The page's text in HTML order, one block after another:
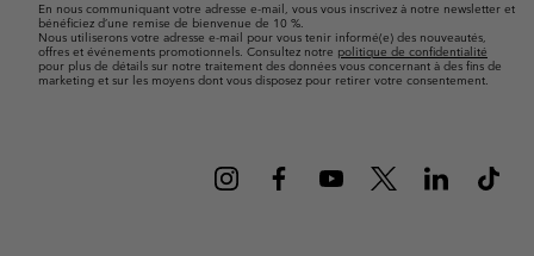
En nous communiquant votre adresse e-mail, vous vous inscrivez à notre newsletter et
bénéficiez d’une remise de bienvenue de 10 %.
Nous utiliserons votre adresse e-mail pour vous tenir informé(e) des nouveautés,
offres et événements promotionnels. Consultez notre politique de confidentialité
pour plus de détails sur notre traitement des données vous concernant à des fins de
marketing et sur les moyens dont vous disposez pour retirer votre consentement.